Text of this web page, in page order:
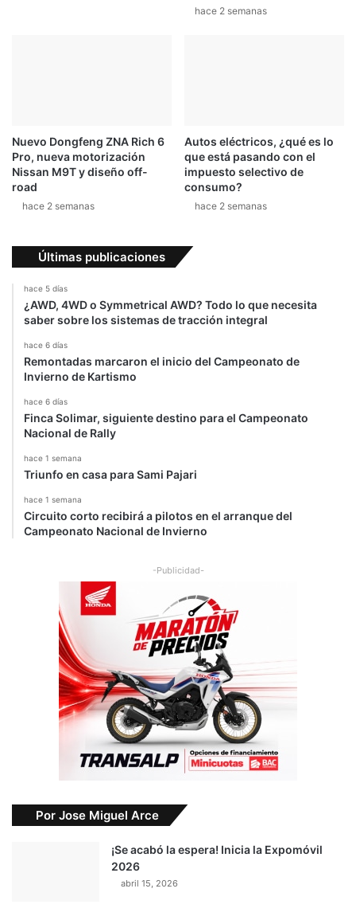
hace 2 semanas
Nuevo Dongfeng ZNA Rich 6
Pro, nueva motorización
Nissan M9T y diseño off-
road
hace 2 semanas
Autos eléctricos, ¿qué es lo
que está pasando con el
impuesto selectivo de
consumo?
hace 2 semanas
Últimas publicaciones
hace 5 días
¿AWD, 4WD o Symmetrical AWD? Todo lo que necesita
saber sobre los sistemas de tracción integral
hace 6 días
Remontadas marcaron el inicio del Campeonato de
Invierno de Kartismo
hace 6 días
Finca Solimar, siguiente destino para el Campeonato
Nacional de Rally
hace 1 semana
Triunfo en casa para Sami Pajari
hace 1 semana
Circuito corto recibirá a pilotos en el arranque del
Campeonato Nacional de Invierno
-Publicidad-
Por Jose Miguel Arce
¡Se acabó la espera! Inicia la Expomóvil
2026
abril 15, 2026